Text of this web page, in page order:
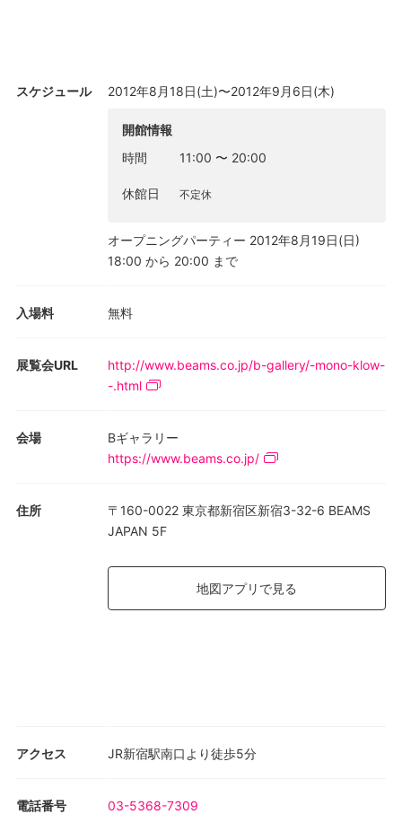
2012年8月26日（日） 14:00～（約90分）
ゲスト：和島香太郎（映画監督） ／田邉幸太郎（映画『小さなユ
リと』プロデューサー）
2012年8月31日（金） 18:00～（約90分）
スケジュール 2012年8月18日(土)〜2012年9月6日(木)
開館情報
時間
11:00 〜 20:00
休館日 不定休
オープニングパーティー 2012年8月19日(日)
18:00 から 20:00 まで
入場料 無料
展覧会URL
http://www.beams.co.jp/b-gallery/-mono-klow-
-.html
会場
Bギャラリー
https://www.beams.co.jp/
住所
〒160-0022 東京都新宿区新宿3-32-6 BEAMS
JAPAN 5F
地図アプリで見る
アクセス JR新宿駅南口より徒歩5分
電話番号 03-5368-7309